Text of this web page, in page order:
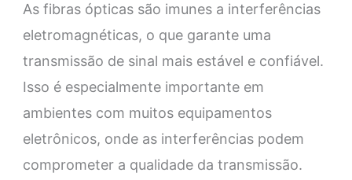
As fibras ópticas são imunes a interferências
eletromagnéticas, o que garante uma
transmissão de sinal mais estável e confiável.
Isso é especialmente importante em
ambientes com muitos equipamentos
eletrônicos, onde as interferências podem
comprometer a qualidade da transmissão.